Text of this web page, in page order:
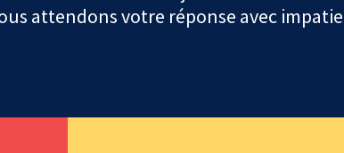
attendons votre réponse avec